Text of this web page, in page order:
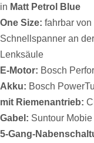
in Matt Petrol Blue
One Size: fahrbar
Schnellspanner an
Lenksäule
E-Motor: Bosch
Akku: Bosch
mit Riemenantrieb:
Gabel: Suntour
5-Gang-